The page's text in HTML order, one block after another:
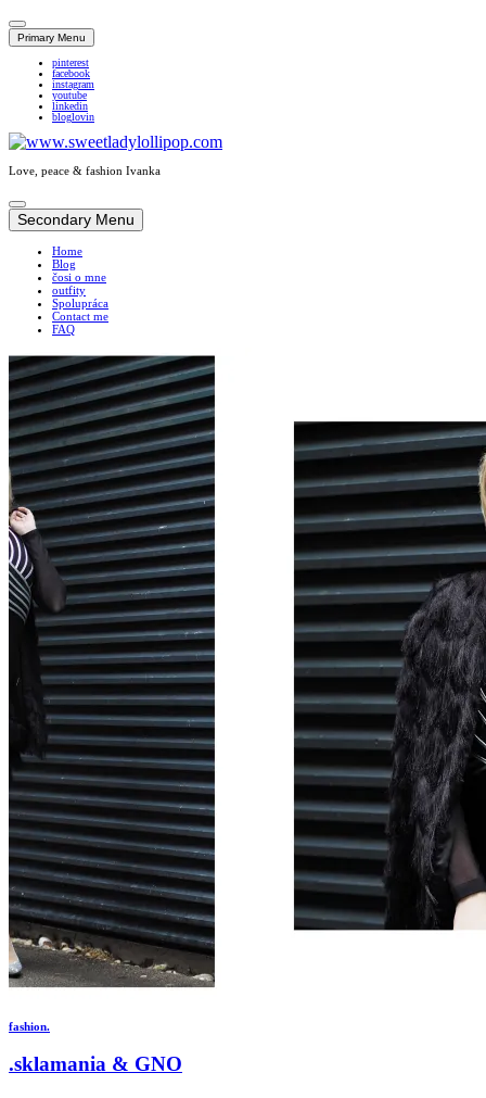
Primary Menu
pinterest
facebook
instagram
youtube
linkedin
bloglovin
Love, peace & fashion Ivanka
Skip
to
content
Secondary Menu
Home
Blog
čosi o mne
outfity
Spolupráca
Contact me
FAQ
fashion.
.sklamania & GNO